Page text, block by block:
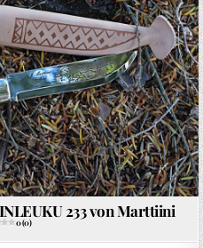
233 von Marttiini
0 (0)